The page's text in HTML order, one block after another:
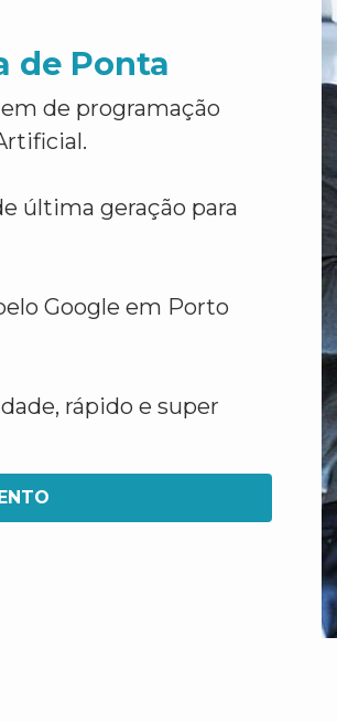
de Ponta
de programação
última geração para
Google em Porto
rápido e super